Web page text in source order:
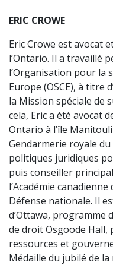
ERIC CROWE
Eric Crowe est avocat
l’Ontario. Il a travaillé
l’Organisation pour la
Europe (OSCE), à
la Mission spéciale de
cela, Eric a été avocat
Ontario à l’île
Gendarmerie royale
politiques juridiques
puis conseiller
l’Académie
Défense nationale. Il
d’Ottawa, programme
de droit Osgoode
ressources et
Médaille du jubilé de